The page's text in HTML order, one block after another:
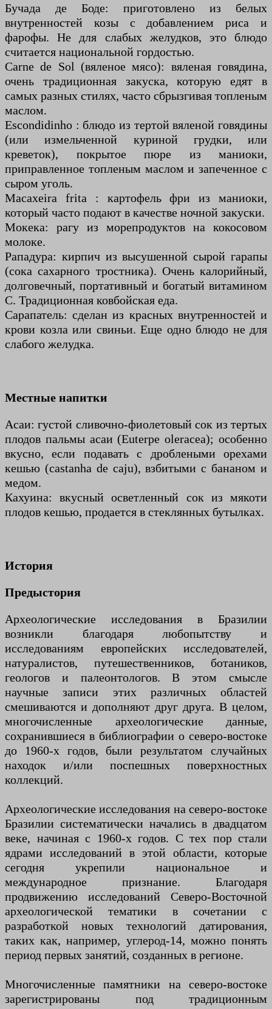
Бучада де Боде: приготовлено из белых
внутренностей козы с добавлением риса и
фарофы. Не для слабых желудков, это блюдо
считается национальной гордостью.
Carne de Sol (вяленое мясо): вяленая говядина,
очень традиционная закуска, которую едят в
самых разных стилях, часто сбрызгивая топленым
маслом.
Escondidinho : блюдо из тертой вяленой говядины
(или измельченной куриной грудки, или
креветок), покрытое пюре из маниоки,
приправленное топленым маслом и запеченное с
сыром уголь.
Macaxeira frita : картофель фри из маниоки,
который часто подают в качестве ночной закуски.
Мокека: рагу из морепродуктов на кокосовом
молоке.
Рападура: кирпич из высушенной сырой гарапы
(сока сахарного тростника). Очень калорийный,
долговечный, портативный и богатый витамином
С. Традиционная ковбойская еда.
Сарапатель: сделан из красных внутренностей и
крови козла или свиньи. Еще одно блюдо не для
слабого желудка.
Местные напитки
Асаи: густой сливочно-фиолетовый сок из тертых
плодов пальмы асаи (Euterpe oleracea); особенно
вкусно, если подавать с дроблеными орехами
кешью (castanha de caju), взбитыми с бананом и
медом.
Кахуина: вкусный осветленный сок из мякоти
плодов кешью, продается в стеклянных бутылках.
История
Предыстория
Археологические исследования в Бразилии
возникли благодаря любопытству и
исследованиям европейских исследователей,
натуралистов, путешественников, ботаников,
геологов и палеонтологов. В этом смысле
научные записи этих различных областей
смешиваются и дополняют друг друга. В целом,
многочисленные археологические данные,
сохранившиеся в библиографии о северо-востоке
до 1960-х годов, были результатом случайных
находок и/или поспешных поверхностных
коллекций.
Археологические исследования на северо-востоке
Бразилии систематически начались в двадцатом
веке, начиная с 1960-х годов. С тех пор стали
ядрами исследований в этой области, которые
сегодня укрепили национальное и
международное признание. Благодаря
продвижению исследований Северо-Восточной
археологической тематики в сочетании с
разработкой новых технологий датирования,
таких как, например, углерод-14, можно понять
период первых занятий, созданных в регионе.
Многочисленные памятники на северо-востоке
зарегистрированы под традиционным